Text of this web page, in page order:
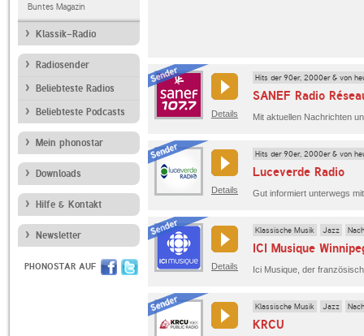
Buntes Magazin
Klassik-Radio
Radiosender
Beliebteste Radios
Beliebteste Podcasts
Mein phonostar
Downloads
Hilfe & Kontakt
Newsletter
PHONOSTAR AUF
Details
Hits der 90er, 2000er & von
SANEF Radio
Details
Hits der 90er, 2000er & von
Luceverde Radio
Details
Klassische Musik Jazz
ICI Musique
Klassische Musik Jazz
KRCU